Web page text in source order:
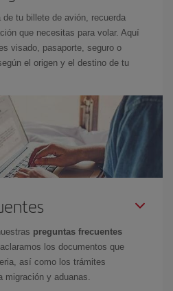
tu billete de avión, recuerda
que necesitas para volar. Aquí
visado, pasaporte, seguro o
el origen y el destino de tu
preguntas frecuentes
los documentos que
así como los trámites
migración y aduanas.